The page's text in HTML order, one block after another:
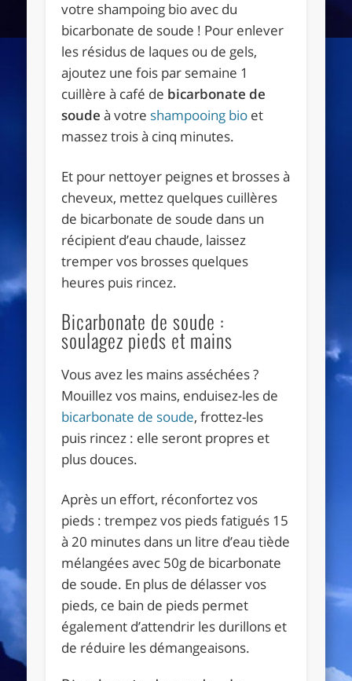
votre shampoing bio avec du
bicarbonate de soude ! Pour enlever
les résidus de laques ou de gels,
ajoutez une fois par semaine 1
cuillère à café de bicarbonate de
soude à votre shampooing bio et
massez trois à cinq minutes.
Et pour nettoyer peignes et brosses à
cheveux, mettez quelques cuillères
de bicarbonate de soude dans un
récipient d’eau chaude, laissez
tremper vos brosses quelques
heures puis rincez.
Bicarbonate de soude :
soulagez pieds et mains
Vous avez les mains asséchées ?
Mouillez vos mains, enduisez-les de
bicarbonate de soude, frottez-les
puis rincez : elle seront propres et
plus douces.
Après un effort, réconfortez vos
pieds : trempez vos pieds fatigués 15
à 20 minutes dans un litre d’eau tiède
mélangées avec 50g de bicarbonate
de soude. En plus de délasser vos
pieds, ce bain de pieds permet
également d’attendrir les durillons et
de réduire les démangeaisons.